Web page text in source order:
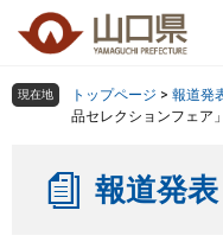
の
ー
組織で探す
検索の仕方 組織で探す
現在地 トップページ > 報道発
品セレクションフェア
報道発表